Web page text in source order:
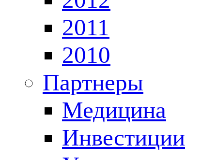
2011
2010
Партнеры
Медицина
Инвестиции